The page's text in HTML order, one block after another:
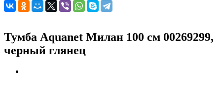
Тумба Aquanet Милан 100 см 00269299,
черный глянец